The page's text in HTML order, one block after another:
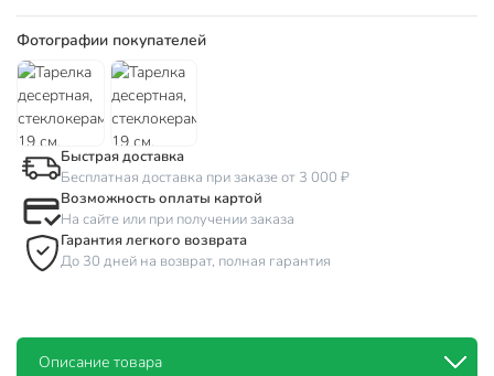
Фотографии покупателей
Быстрая доставка
Бесплатная доставка при заказе от 3 000 ₽
Возможность оплаты картой
На сайте или при получении заказа
Гарантия легкого возврата
До 30 дней на возврат, полная гарантия
Описание товара